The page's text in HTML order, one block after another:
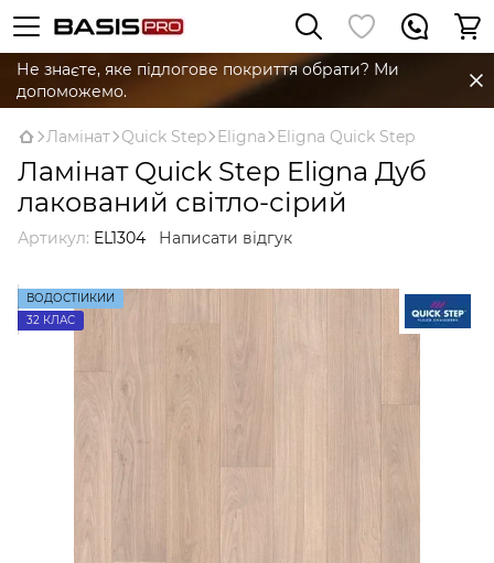
Не знаєте, яке підлогове покриття обрати? Ми
допоможемо.
Ламінат Quick Step Eligna Eligna Quick Step
Ламінат Quick Step Eligna Дуб
лакований світло-сірий
Артикул: EL1304 Написати відгук
ВОДОСТІЙКИЙ
32 КЛАС